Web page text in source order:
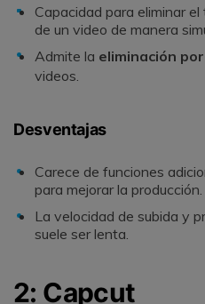
Capacidad para eliminar
de un video de manera
Admite la eliminación
videos.
Desventajas
Carece de funciones
para mejorar la producción.
La velocidad de subida y
suele ser lenta.
2: Capcut